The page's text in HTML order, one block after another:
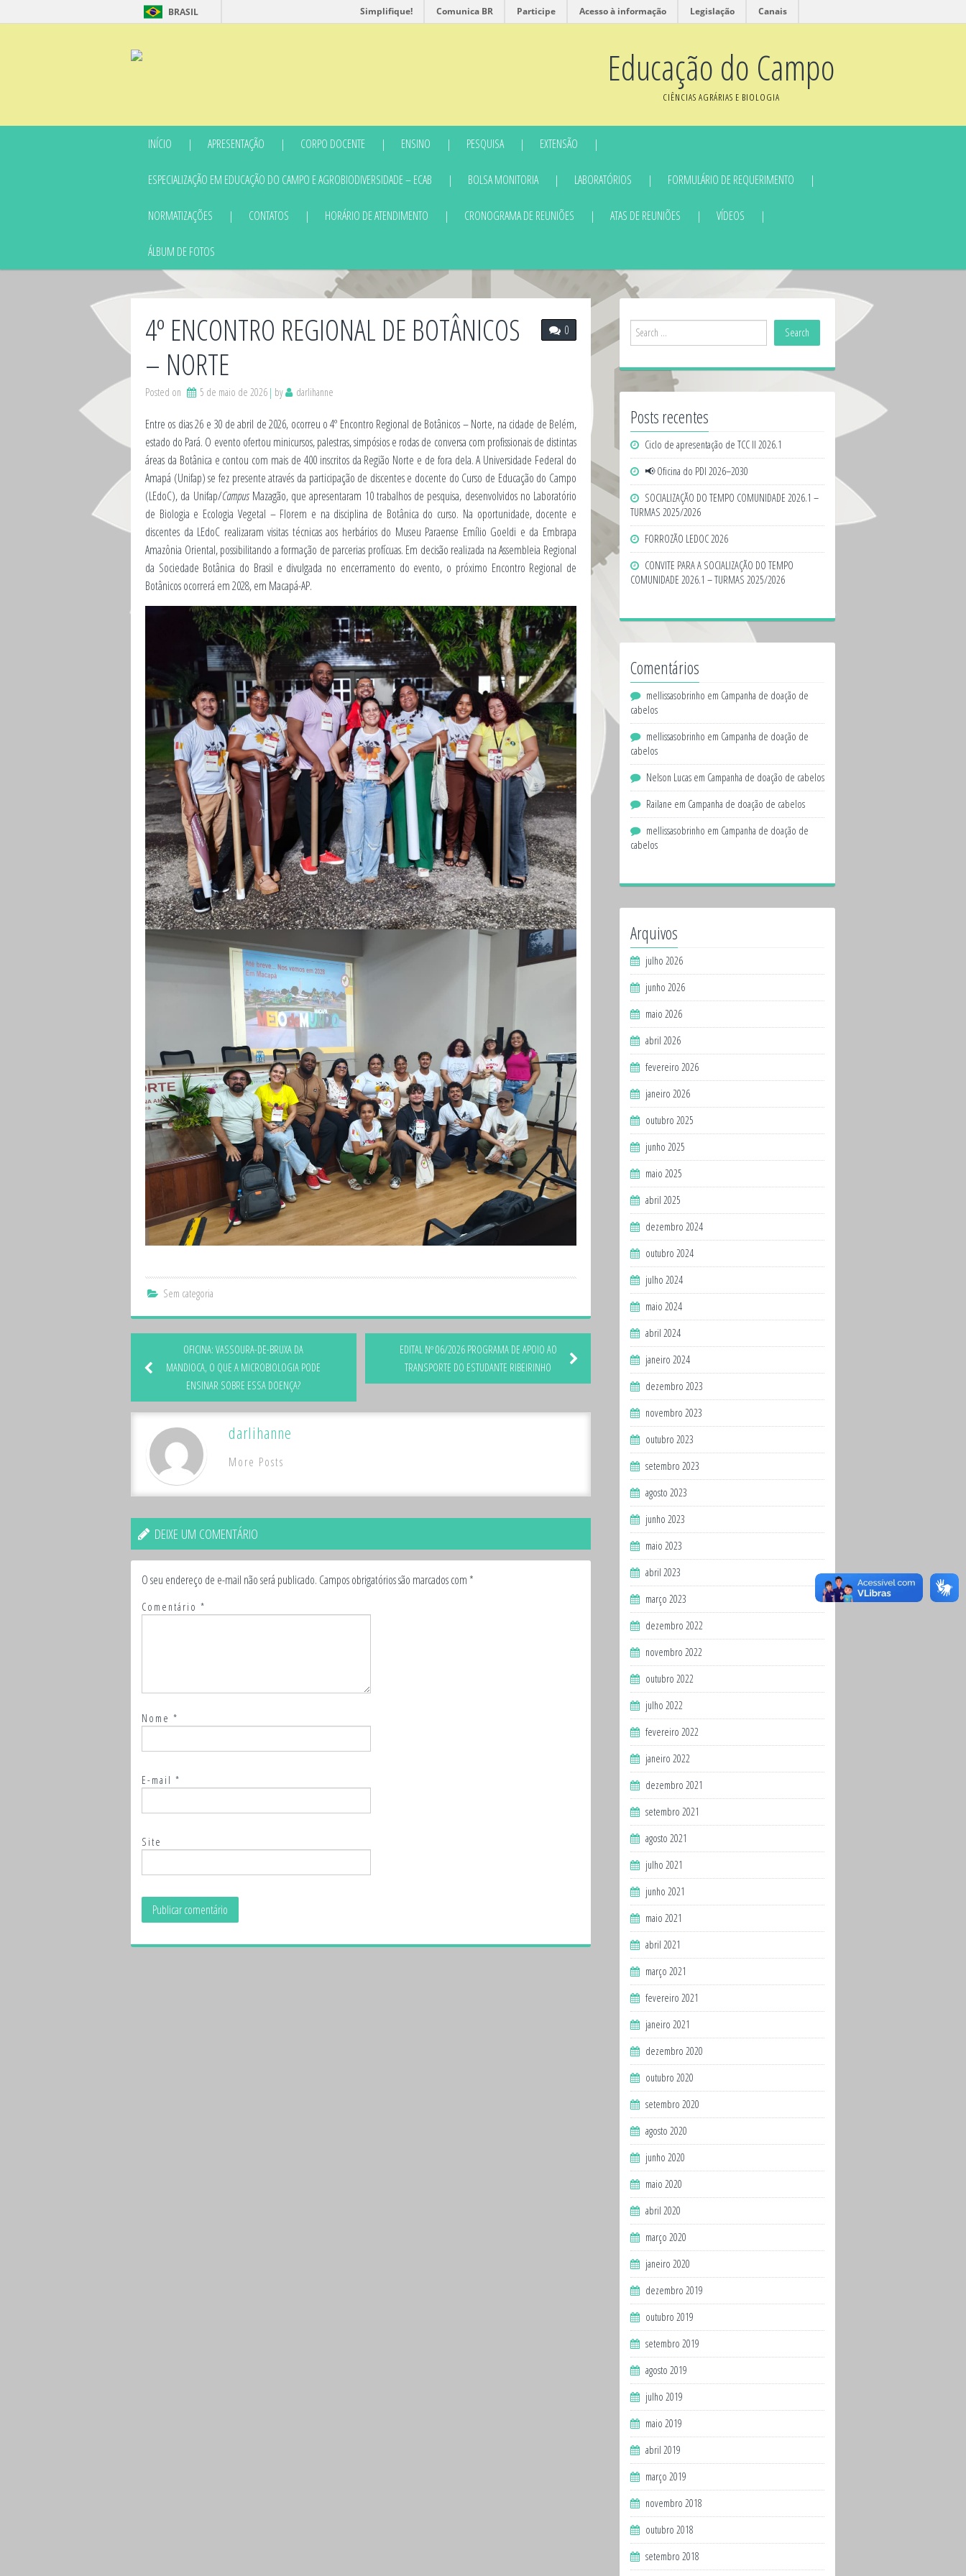
BRASIL Simplifique! Comunica BR Participe Acesso à informação Legislação Canais
Educação do Campo
CIÊNCIAS AGRÁRIAS E BIOLOGIA
INÍCIO APRESENTAÇÃO CORPO DOCENTE ENSINO PESQUISA EXTENSÃO
ESPECIALIZAÇÃO EM EDUCAÇÃO DO CAMPO E AGROBIODIVERSIDADE – ECAB BOLSA MONITORIA LABORATÓRIOS FORMULÁRIO DE REQUERIMENTO
NORMATIZAÇÕES CONTATOS HORÁRIO DE ATENDIMENTO CRONOGRAMA DE REUNIÕES ATAS DE REUNIÕES VÍDEOS
ÁLBUM DE FOTOS
0
4º ENCONTRO REGIONAL DE BOTÂNICOS
– NORTE
Posted on 5 de maio de 2026 by darlihanne
Entre os dias 26 e 30 de abril de 2026, ocorreu o 4º Encontro Regional de Botânicos – Norte, na cidade de Belém,
estado do Pará. O evento ofertou minicursos, palestras, simpósios e rodas de conversa com profissionais de distintas
áreas da Botânica e contou com mais de 400 inscritos da Região Norte e de fora dela. A Universidade Federal do
Amapá (Unifap) se fez presente através da participação de discentes e docente do Curso de Educação do Campo
(LEdoC), da Unifap/CampusMazagão, que apresentaram 10 trabalhos de pesquisa, desenvolvidos no Laboratório
de Biologia e Ecologia Vegetal – Florem e na disciplina de Botânica do curso. Na oportunidade, docente e
discentes da LEdoC realizaram visitas técnicas aos herbários do Museu Paraense Emílio Goeldi e da Embrapa
Amazônia Oriental, possibilitando a formação de parcerias profícuas. Em decisão realizada na Assembleia Regional
da Sociedade Botânica do Brasil e divulgada no encerramento do evento, o próximo Encontro Regional de
Botânicos ocorrerá em 2028, em Macapá-AP.
Sem categoria
OFICINA: VASSOURA-DE-BRUXA DA
MANDIOCA, O QUE A MICROBIOLOGIA PODE
ENSINAR SOBRE ESSA DOENÇA?
EDITAL Nº 06/2026 PROGRAMA DE APOIO AO
TRANSPORTE DO ESTUDANTE RIBEIRINHO
darlihanne
More Posts
DEIXE UM COMENTÁRIO
O seu endereço de e-mail não será publicado. Campos obrigatórios são marcados com *
Comentário *
Nome *
E-mail *
Site
Posts recentes
Ciclo de apresentação de TCC II 2026.1
📢 Oficina do PDI 2026–2030
SOCIALIZAÇÃO DO TEMPO COMUNIDADE 2026.1 –
TURMAS 2025/2026
FORROZÃO LEDOC 2026
CONVITE PARA A SOCIALIZAÇÃO DO TEMPO
COMUNIDADE 2026.1 – TURMAS 2025/2026
Comentários
mellissasobrinho em Campanha de doação de
cabelos
mellissasobrinho em Campanha de doação de
cabelos
Nelson Lucas em Campanha de doação de cabelos
Railane em Campanha de doação de cabelos
mellissasobrinho em Campanha de doação de
cabelos
Arquivos
julho 2026
junho 2026
maio 2026
abril 2026
fevereiro 2026
janeiro 2026
outubro 2025
junho 2025
maio 2025
abril 2025
dezembro 2024
outubro 2024
julho 2024
maio 2024
abril 2024
janeiro 2024
dezembro 2023
novembro 2023
outubro 2023
setembro 2023
agosto 2023
junho 2023
maio 2023
abril 2023
março 2023
dezembro 2022
novembro 2022
outubro 2022
julho 2022
fevereiro 2022
janeiro 2022
dezembro 2021
setembro 2021
agosto 2021
julho 2021
junho 2021
maio 2021
abril 2021
março 2021
fevereiro 2021
janeiro 2021
dezembro 2020
outubro 2020
setembro 2020
agosto 2020
junho 2020
maio 2020
abril 2020
março 2020
janeiro 2020
dezembro 2019
outubro 2019
setembro 2019
agosto 2019
julho 2019
maio 2019
abril 2019
março 2019
novembro 2018
outubro 2018
setembro 2018